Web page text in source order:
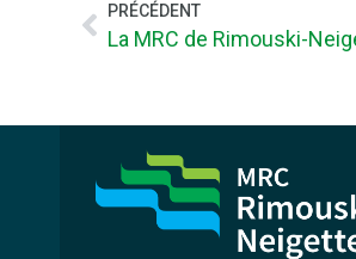
PRÉCÉDENT